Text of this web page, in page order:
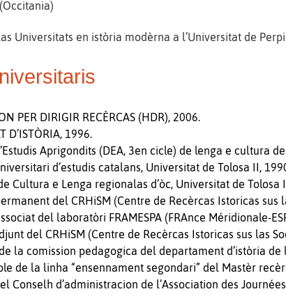
Universitats en istòria modèrna a l’Universitat de
PER DIRIGIR RECÈRCAS (HDR), 2006.
D’ISTÒRIA, 1996.
Aprigondits (DEA, 3en cicle) de lenga e cultura
d’estudis catalans, Universitat de Tolosa II,
Cultura e Lenga regionalas d’òc, Universitat de Tolosa
del CRHiSM (Centre de Recèrcas Istoricas
del laboratòri FRAMESPA (FRAnce Méridionale-
del CRHiSM (Centre de Recèrcas Istoricas sus las
la comission pedagogica del departament d’istòria de
de la linha “ensennament segondari” del Mastèr
Conselh d’administracion de l’Association des